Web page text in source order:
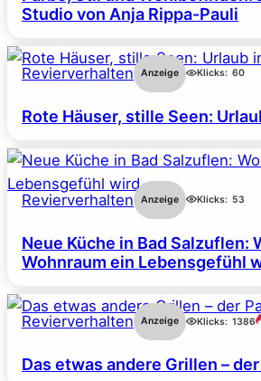
Studio von Anja Rippa-Pauli
Revierverhalten Anzeige Klicks: 60
Rote Häuser, stille Seen:
Revierverhalten Anzeige Klicks: 53
Neue Küche in Bad Salzuflen:
Wohnraum ein Lebensgefühl
Revierverhalten Anzeige Klicks: 1386
Das etwas andere Grillen –